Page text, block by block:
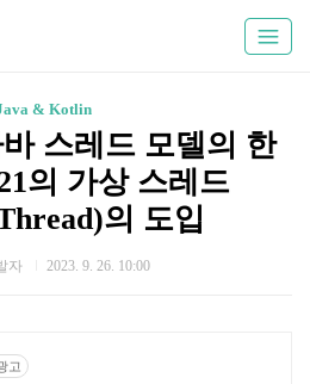
& Kotlin
스레드 모델의 한
의 가상 스레드
의 도입
자 2023. 9. 26. 10:00
고